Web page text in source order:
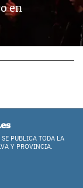
en
PUBLICA TODA LA
Y PROVINCIA.